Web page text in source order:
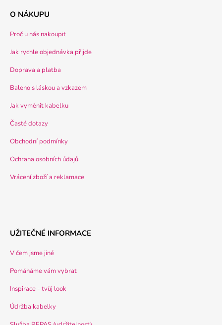
O NÁKUPU
Proč u nás nakoupit
Jak rychle objednávka přijde
Doprava a platba
Baleno s láskou a vzkazem
Jak vyměnit kabelku
Časté dotazy
Obchodní podmínky
Ochrana osobních údajů
Vrácení zboží a reklamace
UŽITEČNÉ INFORMACE
V čem jsme jiné
Pomáháme vám vybrat
Inspirace - tvůj look
Údržba kabelky